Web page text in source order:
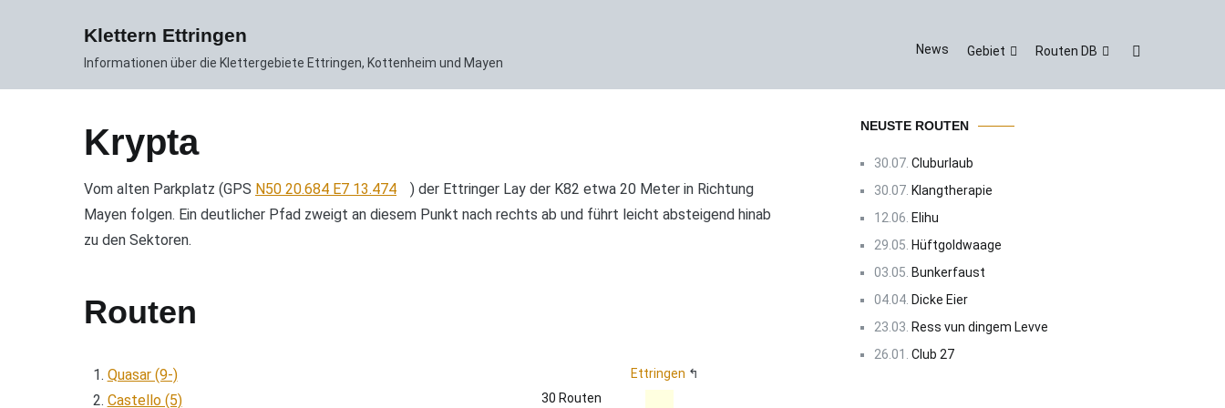
Klettern Ettringen
Informationen über die Klettergebiete Ettringen, Kottenheim und Mayen
News Gebiet Routen DB
Krypta
Vom alten Parkplatz (GPS N50 20.684 E7 13.474
) der Ettringer Lay der K82 etwa 20 Meter in Richtung
Mayen folgen. Ein deutlicher Pfad zweigt an diesem Punkt nach rechts ab und führt leicht absteigend hinab
zu den Sektoren.
Routen
Quasar (9-)
Castello (5)
Ettringen
30 Routen
NEUSTE ROUTEN
30.07. Cluburlaub
30.07. Klangtherapie
12.06. Elihu
29.05. Hüftgoldwaage
03.05. Bunkerfaust
04.04. Dicke Eier
23.03. Ress vun dingem Levve
26.01. Club 27